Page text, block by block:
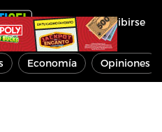
Inscribirse
Economía Opiniones